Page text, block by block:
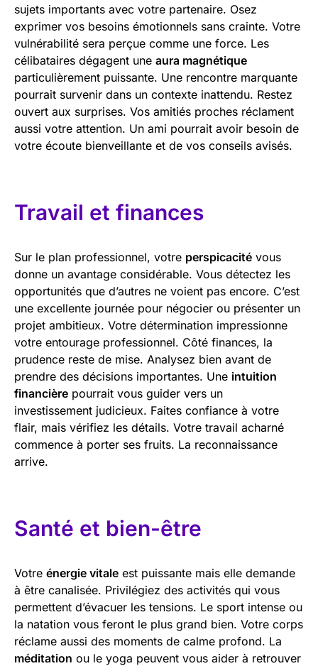
sujets importants avec votre partenaire. Osez
exprimer vos besoins émotionnels sans crainte. Votre
vulnérabilité sera perçue comme une force. Les
célibataires dégagent une aura magnétique
particulièrement puissante. Une rencontre marquante
pourrait survenir dans un contexte inattendu. Restez
ouvert aux surprises. Vos amitiés proches réclament
aussi votre attention. Un ami pourrait avoir besoin de
votre écoute bienveillante et de vos conseils avisés.
Travail et finances
Sur le plan professionnel, votre perspicacité vous
donne un avantage considérable. Vous détectez les
opportunités que d’autres ne voient pas encore. C’est
une excellente journée pour négocier ou présenter un
projet ambitieux. Votre détermination impressionne
votre entourage professionnel. Côté finances, la
prudence reste de mise. Analysez bien avant de
prendre des décisions importantes. Une intuition
financière pourrait vous guider vers un
investissement judicieux. Faites confiance à votre
flair, mais vérifiez les détails. Votre travail acharné
commence à porter ses fruits. La reconnaissance
arrive.
Santé et bien-être
Votre énergie vitale est puissante mais elle demande
à être canalisée. Privilégiez des activités qui vous
permettent d’évacuer les tensions. Le sport intense ou
la natation vous feront le plus grand bien. Votre corps
réclame aussi des moments de calme profond. La
méditation ou le yoga peuvent vous aider à retrouver